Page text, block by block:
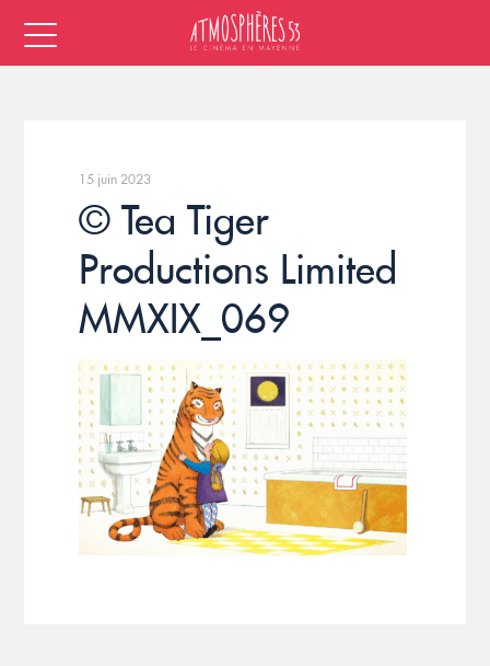
15 juin 2023
© Tea Tiger
Productions Limited
MMXIX_069